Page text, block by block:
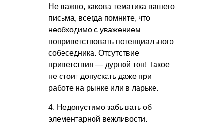
Не важно, какова тематика вашего
письма, всегда помните, что
необходимо с уважением
поприветствовать потенциального
собеседника. Отсутствие
приветствия — дурной тон! Такое
не стоит допускать даже при
работе на рынке или в ларьке.
4. Недопустимо забывать об
элементарной вежливости.